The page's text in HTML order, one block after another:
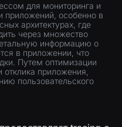
для мониторинга и
приложений, особенно в
архитектурах, где
через множество
информацию о
в приложении, что
Путем оптимизации
отклика приложения,
пользовательского